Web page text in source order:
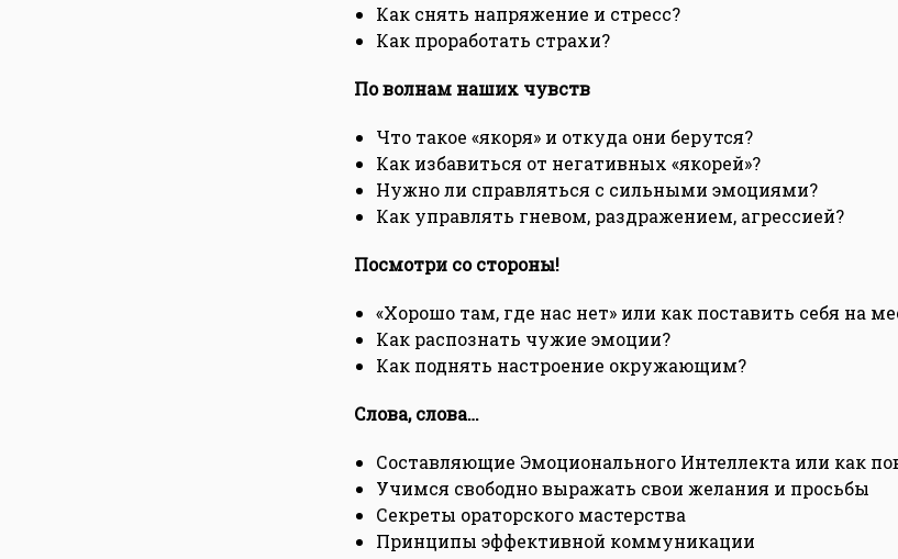
Как снять напряжение и стресс?
Как проработать страхи?
По волнам наших чувств
Что такое «якоря» и откуда они берутся?
Как избавиться от негативных «якорей»?
Нужно ли справляться с сильными эмоциями?
Как управлять гневом, раздражением, агрессией?
Посмотри со стороны!
«Хорошо там, где нас нет» или как поставить себя на
Как распознать чужие эмоции?
Как поднять настроение окружающим?
Слова, слова…
Составляющие Эмоционального Интеллекта или как
Учимся свободно выражать свои желания и просьбы
Секреты ораторского мастерства
Принципы эффективной коммуникации